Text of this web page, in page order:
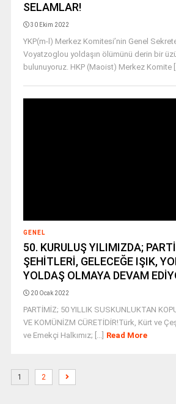
SELAMLAR!
30 Ekim 2022
YKP(m-l) Merkez Komitesi’nin Genel
Voyatzoglou yoldaşın ölümünü derin bir
bulunuyoruz. HKP (Maoist) Merkez Komite
GENEL
50. KURULUŞ YILIMIZDA;
ŞEHİTLERİ, GELECEĞE IŞIK,
YOLDAŞ OLMAYA DEVAM
20 Ocak 2022
PARTİMİZ; 50 YILLIK SUSKUNLUKTAN
VE KOMÜNİZM CÜRETİDİR!Türk, Kürt ve
ve Emekçi Halkımız; [...] Read More
1 2